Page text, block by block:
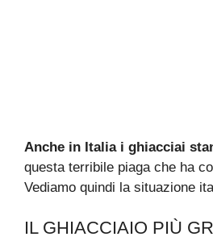
Anche in Italia i ghiacciai
questa terribile piaga che ha
Vediamo quindi la situazione
IL GHIACCIAIO PIÙ